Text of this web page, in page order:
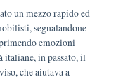
un mezzo rapido ed
segnalandone
emozioni
in passato, il
che aiutava a